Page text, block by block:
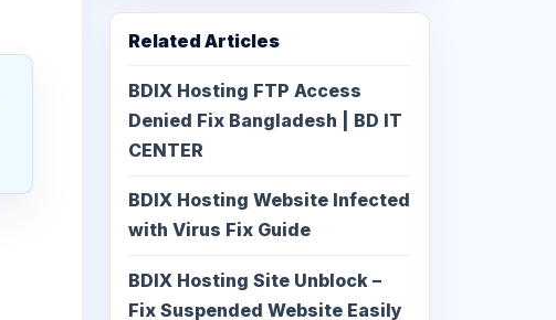
Related Articles
BDIX Hosting FTP Access
Denied Fix Bangladesh | BD IT
CENTER
BDIX Hosting Website Infected
with Virus Fix Guide
BDIX Hosting Site Unblock –
Fix Suspended Website Easily